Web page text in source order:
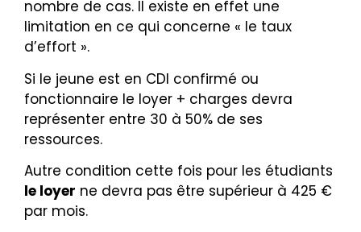
nombre de cas. Il existe en effet une
limitation en ce qui concerne « le taux
d’effort ».
Si le jeune est en CDI confirmé ou
fonctionnaire le loyer + charges devra
représenter entre 30 à 50% de ses
ressources.
Autre condition cette fois pour les étudiants
le loyer ne devra pas être supérieur à 425 €
par mois.